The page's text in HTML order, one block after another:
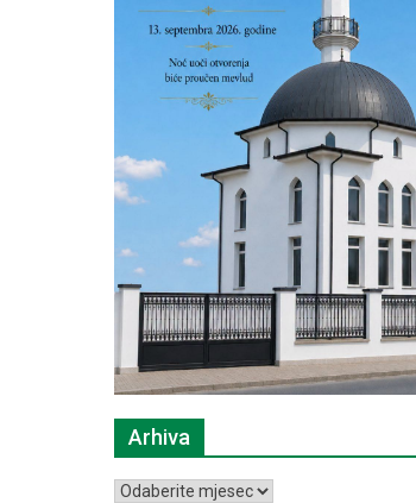
Arhiva
Arhiva